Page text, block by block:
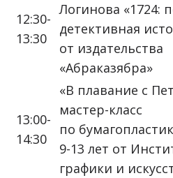
12:30-
13:30
Логинова «1724:
детективная
от издательства
«Абраказябра»
13:00-
14:30
«В плавание с
мастер-класс
по
9-13 лет от
графики и